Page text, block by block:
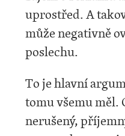
uprostřed. A
může negativně
poslechu.
To je hlavní
tomu všemu měl.
nerušený,